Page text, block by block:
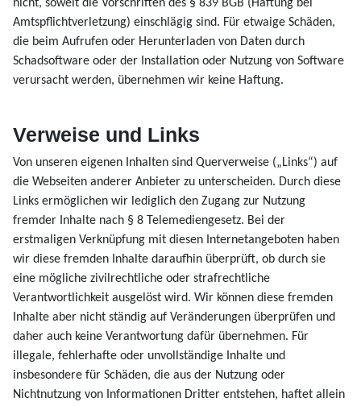
nicht, soweit die Vorschriften des § 839 BGB (Haftung bei
Amtspflichtverletzung) einschlägig sind. Für etwaige Schäden,
die beim Aufrufen oder Herunterladen von Daten durch
Schadsoftware oder der Installation oder Nutzung von Software
verursacht werden, übernehmen wir keine Haftung.
Verweise und Links
Von unseren eigenen Inhalten sind Querverweise („Links“) auf
die Webseiten anderer Anbieter zu unterscheiden. Durch diese
Links ermöglichen wir lediglich den Zugang zur Nutzung
fremder Inhalte nach § 8 Telemediengesetz. Bei der
erstmaligen Verknüpfung mit diesen Internetangeboten haben
wir diese fremden Inhalte daraufhin überprüft, ob durch sie
eine mögliche zivilrechtliche oder strafrechtliche
Verantwortlichkeit ausgelöst wird. Wir können diese fremden
Inhalte aber nicht ständig auf Veränderungen überprüfen und
daher auch keine Verantwortung dafür übernehmen. Für
illegale, fehlerhafte oder unvollständige Inhalte und
insbesondere für Schäden, die aus der Nutzung oder
Nichtnutzung von Informationen Dritter entstehen, haftet allein